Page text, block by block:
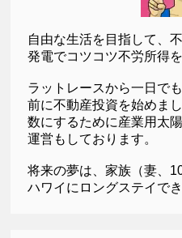
自由な生活を目指して、
発電でコツコツ不労所得
ラットレースから一日で
前に不動産投資を始めま
数にするために産業用太
運営もしております。
将来の夢は、家族（妻、
ハワイにロングステイで